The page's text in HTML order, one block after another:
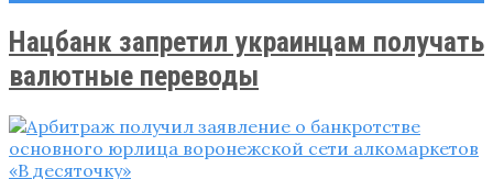
Нацбанк запретил украинцам получать
валютные переводы